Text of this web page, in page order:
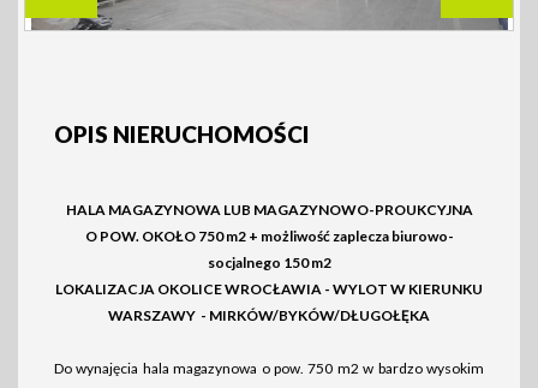
OPIS NIERUCHOMOŚCI
HALA MAGAZYNOWA LUB MAGAZYNOWO-PROUKCYJNA
O POW. OKOŁO 750 m2 + możliwość zaplecza biurowo-
socjalnego 150 m2
LOKALIZACJA OKOLICE WROCŁAWIA - WYLOT W KIERUNKU
WARSZAWY - MIRKÓW/BYKÓW/DŁUGOŁĘKA
Do wynajęcia hala magazynowa o pow. 750 m2 w bardzo wysokim